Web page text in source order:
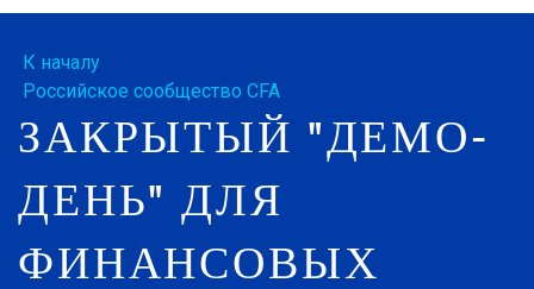
К началу
Российское сообщество CFA
ЗАКРЫТЫЙ "ДЕМО-
ДЕНЬ" ДЛЯ
ФИНАНСОВЫХ